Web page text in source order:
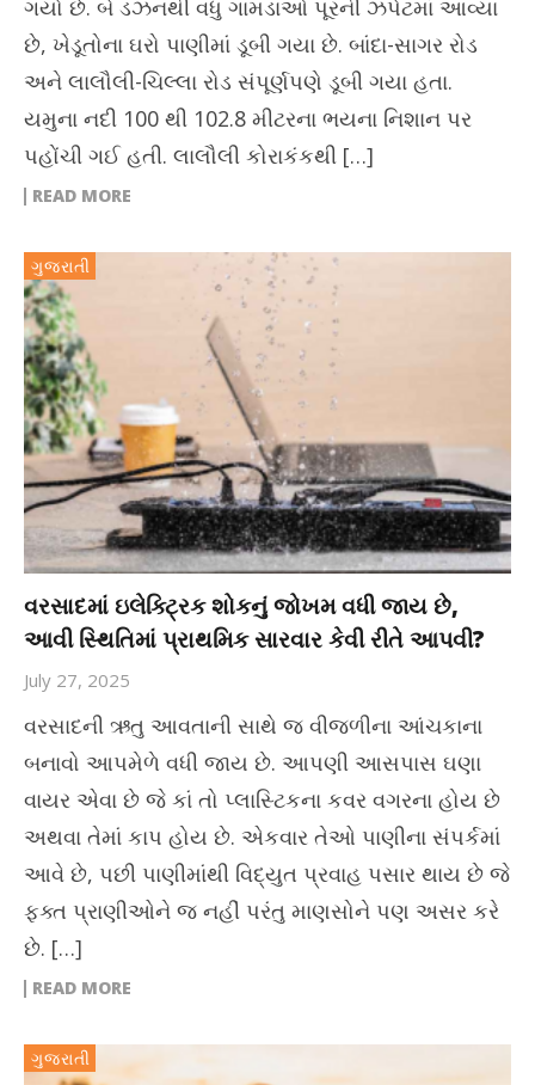
ગયો છે. બે ડઝનથી વધુ ગામડાઓ પૂરની ઝપેટમાં આવ્યા
છે, ખેડૂતોના ઘરો પાણીમાં ડૂબી ગયા છે. બાંદા-સાગર રોડ
અને લાલૌલી-ચિલ્લા રોડ સંપૂર્ણપણે ડૂબી ગયા હતા.
યમુના નદી 100 થી 102.8 મીટરના ભયના નિશાન પર
પહોંચી ગઈ હતી. લાલૌલી કોરાકંકથી […]
READ MORE
ગુજરાતી
વરસાદમાં ઇલેક્ટ્રિક શોકનું જોખમ વધી જાય છે,
આવી સ્થિતિમાં પ્રાથમિક સારવાર કેવી રીતે આપવી?
July 27, 2025
વરસાદની ઋતુ આવતાની સાથે જ વીજળીના આંચકાના
બનાવો આપમેળે વધી જાય છે. આપણી આસપાસ ઘણા
વાયર એવા છે જે કાં તો પ્લાસ્ટિકના કવર વગરના હોય છે
અથવા તેમાં કાપ હોય છે. એકવાર તેઓ પાણીના સંપર્કમાં
આવે છે, પછી પાણીમાંથી વિદ્યુત પ્રવાહ પસાર થાય છે જે
ફક્ત પ્રાણીઓને જ નહીં પરંતુ માણસોને પણ અસર કરે
છે. […]
READ MORE
ગુજરાતી